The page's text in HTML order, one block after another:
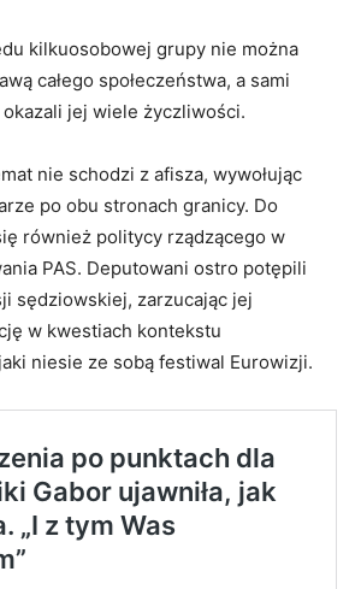
kilkuosobowej grupy nie można
całego społeczeństwa, a sami
jej wiele życzliwości.
nie schodzi z afisza, wywołując
po obu stronach granicy. Do
również politycy rządzącego w
PAS. Deputowani ostro potępili
sędziowskiej, zarzucając jej
w kwestiach kontekstu
niesie ze sobą festiwal Eurowizji.